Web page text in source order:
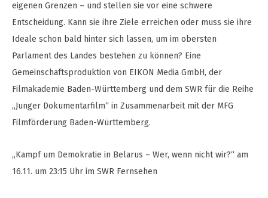
eigenen Grenzen – und stellen sie vor eine schwere
Entscheidung. Kann sie ihre Ziele erreichen oder muss sie ihre
Ideale schon bald hinter sich lassen, um im obersten
Parlament des Landes bestehen zu können? Eine
Gemeinschaftsproduktion von EIKON Media GmbH, der
Filmakademie Baden-Württemberg und dem SWR für die Reihe
„Junger Dokumentarfilm“ in Zusammenarbeit mit der MFG
Filmförderung Baden-Württemberg.
„Kampf um Demokratie in Belarus – Wer, wenn nicht wir?“ am
16.11. um 23:15 Uhr im SWR Fernsehen